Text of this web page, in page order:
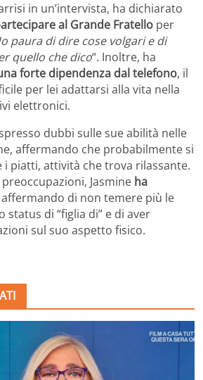
in un’intervista, ha dichiarato
al Grande Fratello per
paura di dire cose volgari e di
quello che dico“. Inoltre, ha
forte dipendenza dal telefono, il
per lei adattarsi alla vita nella
elettronici.
dubbi sulle sue abilità nelle
affermando che probabilmente si
i piatti, attività che trova rilassante.
Jasmine ha
affermando di non temere più le
status di “figlia di” e di aver
sul suo aspetto fisico.